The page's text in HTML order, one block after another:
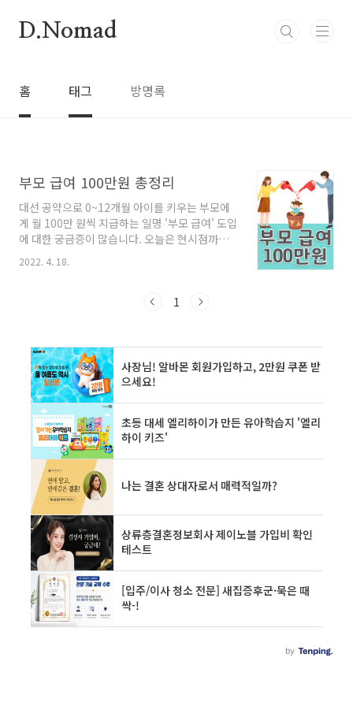
D.Nomad
홈 태그 방명록
부모 급여 100만원 총정리
대선 공약으로 0~12개월 아이를 키우는 부모에
게 월 100만 원씩 지급하는 일명 '부모 급여' 도입
에 대한 궁금증이 많습니다. 오늘은 현시점까지
논의된 내용을 정리해 보도록 하겠습니다. 부모
급여 공략 4월 현재 부대변인은 "인수위 최 부대
화와 부모 급여 도입 등 공약된 사항을 우선적으
재 1년씩 부부 합산 2년인 육아휴직 기간을 각각
1년 6개월씩 총 3년으로 연장과 부모의 재택 육
아를 보장한다 합니다. 부모 급여 100만 원 출산
후~ 12개월까지 1년간 월 100만 원을 지원하는
공약을 내세웠습니다. 출산 후 아동양육으로 인
해 증가하는 양육비에 대한 국가적인 ..
2022. 4. 18.
1